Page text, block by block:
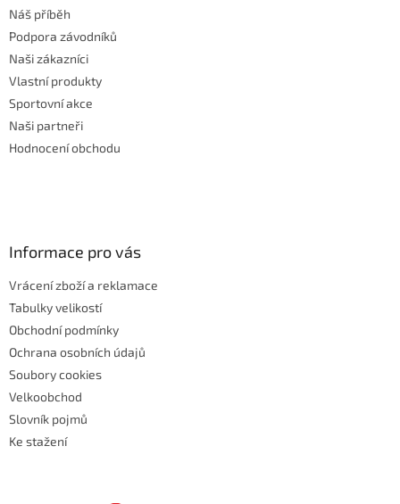
Náš příběh
Podpora závodníků
Naši zákazníci
Vlastní produkty
Sportovní akce
Naši partneři
Hodnocení obchodu
Informace pro vás
Vrácení zboží a reklamace
Tabulky velikostí
Obchodní podmínky
Ochrana osobních údajů
Soubory cookies
Velkoobchod
Slovník pojmů
Ke stažení